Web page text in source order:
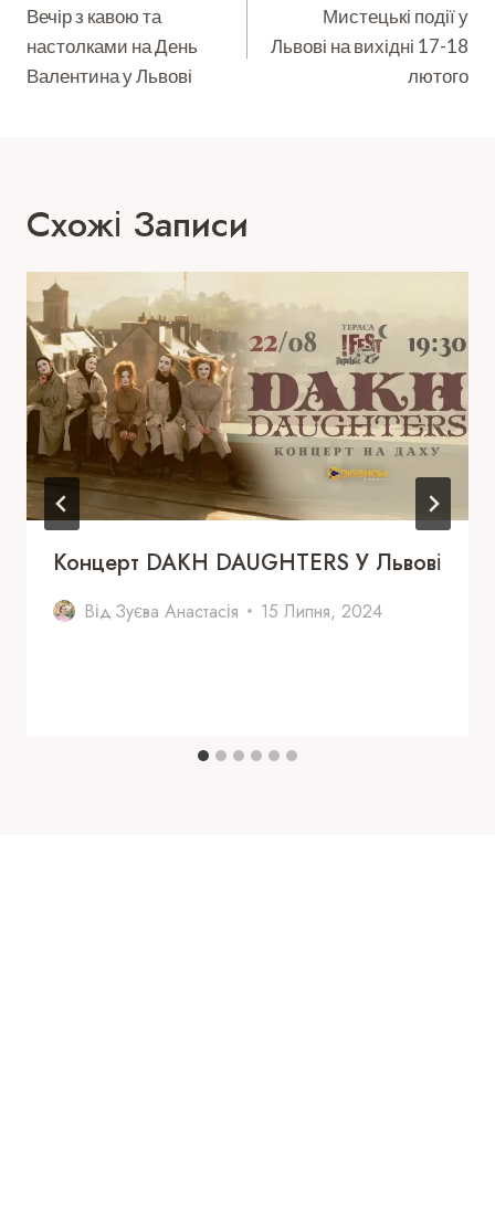
Записів
Вечір з кавою та
настолками на День
Валентина у Львові
Мистецькі події у
Львові на вихідні 17-18
лютого
Схожі Записи
Концерт DAKH DAUGHTERS У Львові
Від Зуєва Анастасія 15 Липня, 2024